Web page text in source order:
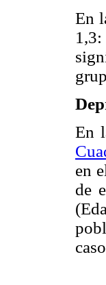
En
En
en
de